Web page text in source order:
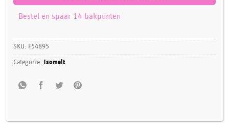
Bestel en spaar 14 bakpunten
SKU: F54895
Categorie:Isomalt